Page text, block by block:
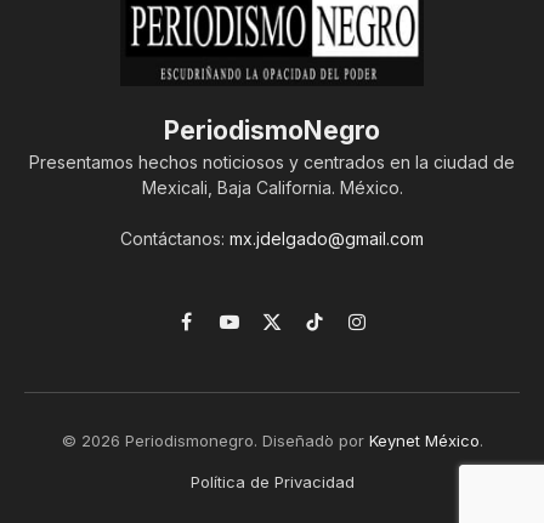
PeriodismoNegro
Presentamos hechos noticiosos y centrados en la ciudad de
Mexicali, Baja California. México.
Contáctanos: mx.jdelgado@gmail.com
Facebook
YouTube
X
TikTokInstagram
© 2026 Periodismonegro. Diseñado por Keynet México.
Política de Privacidad